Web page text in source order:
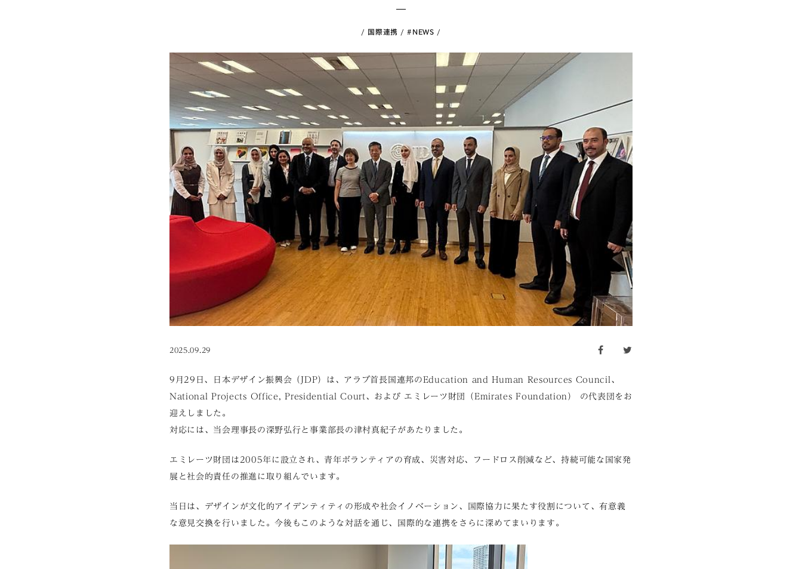
国際連携 #NEWS
2025.09.29 facebook
9月29日、日本デザイン振興会（JDP）は、アラブ首長国連邦のEducation and Human Resources Council、
National Projects Office, Presidential Court、および エミレーツ財団（Emirates Foundation） の代表団をお
迎えしました。
対応には、当会理事長の深野弘行と事業部長の津村真紀子があたりました。
エミレーツ財団は2005年に設立され、青年ボランティアの育成、災害対応、フードロス削減など、持続可能な国家発
展と社会的責任の推進に取り組んでいます。
当日は、デザインが文化的アイデンティティの形成や社会イノベーション、国際協力に果たす役割について、有意義
な意見交換を行いました。今後もこのような対話を通じ、国際的な連携をさらに深めてまいります。